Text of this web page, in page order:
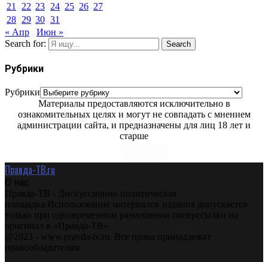
21
22 23 24 25 26 27
28 29 30 31
« Апр
Июн »
Search for:
Search
Рубрики
Рубрики
Материалы предоставляются исключительно в
ознакомительных целях и могут не совпадать с мнением
администрации сайта, и предназначены для лиц 18 лет и
старше
Правда-ТВ.ru
О нас
Правда-ТВ - Дискуссионно политическая
площадка.Использование материалов издания допускается
только при одновременном размещении гиперссылки на
оригинал в «Правда-ТВ»
@2023 - www.pravda-tv.ru. Все права принадлежат
правообладателям.